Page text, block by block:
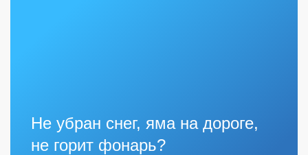
Не убран снег, яма на дороге,
не горит фонарь?